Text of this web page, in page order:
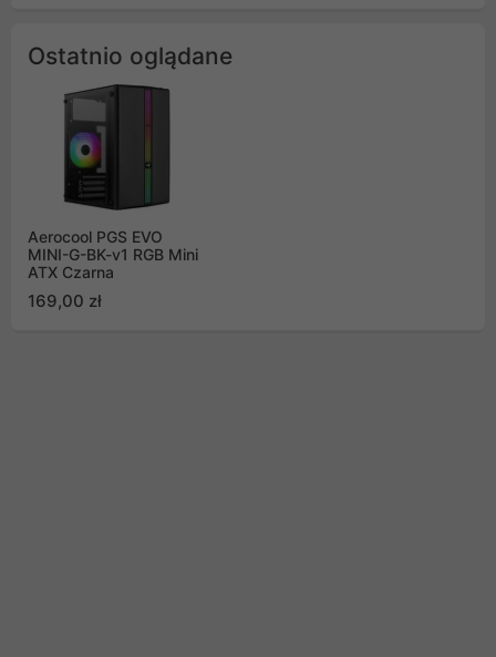
Ostatnio oglądane
Aerocool PGS EVO
MINI-G-BK-v1 RGB Mini
ATX Czarna
169,00 zł